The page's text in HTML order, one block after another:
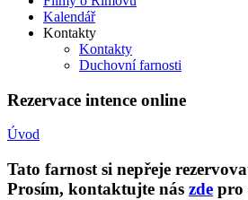
Kalendář
Kontakty
Kontakty
Duchovní farnosti
Rezervace intence online
Úvod
Tato farnost si nepřeje
Prosím, kontaktujte nás zde pro